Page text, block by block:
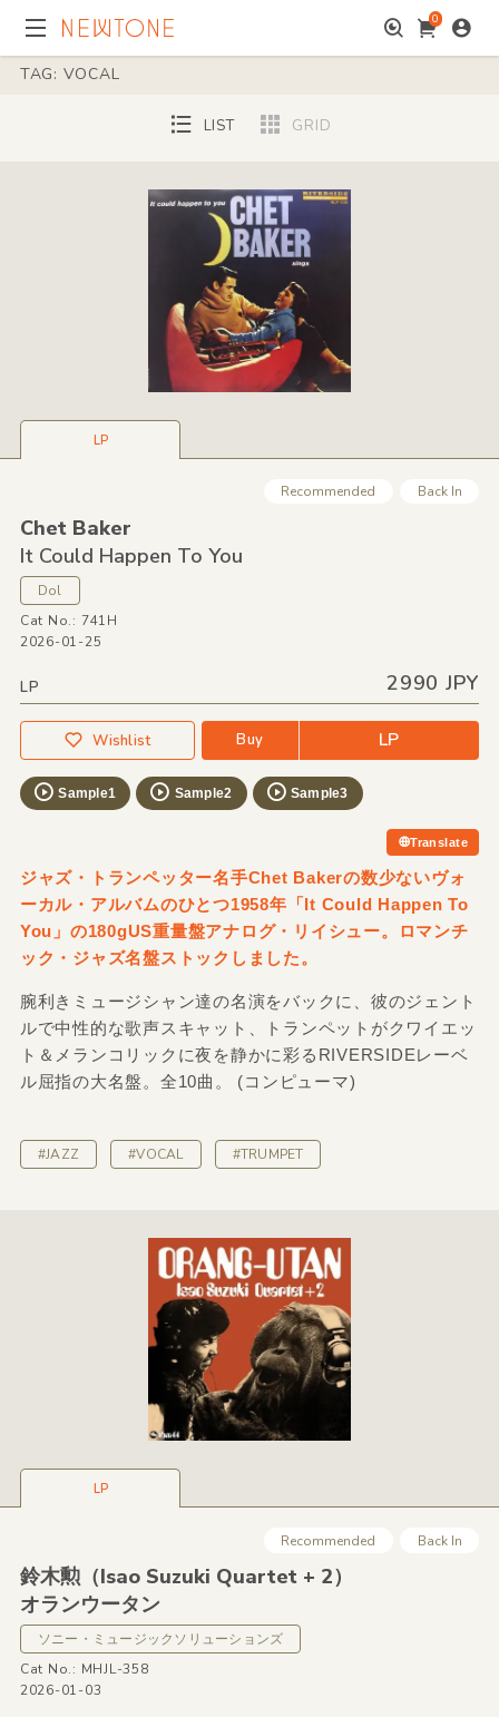
0
TAG: VOCAL
LIST GRID
LP
Recommended Back In
Chet Baker
It Could Happen To You
Dol
Cat No.: 741H
2026-01-25
LP 2990 JPY
Wishlist Buy LP
Sample1 Sample2 Sample3
Translate
ジャズ・トランペッター名手Chet Bakerの数少ないヴォ
ーカル・アルバムのひとつ1958年「It Could Happen To
You」の180gUS重量盤アナログ・リイシュー。ロマンチ
ック・ジャズ名盤ストックしました。
腕利きミュージシャン達の名演をバックに、彼のジェント
ルで中性的な歌声スキャット、トランペットがクワイエッ
ト＆メランコリックに夜を静かに彩るRIVERSIDEレーベ
ル屈指の大名盤。全10曲。 (コンピューマ)
#JAZZ #VOCAL #TRUMPET
LP
Recommended Back In
鈴木勲（Isao Suzuki Quartet + 2）
オランウータン
ソニー・ミュージックソリューションズ
Cat No.: MHJL-358
2026-01-03